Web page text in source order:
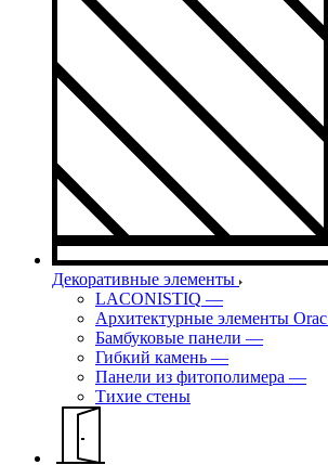
Декоративные элементы
LACONISTIQ —
Архитектурные элементы Orac
Бамбуковые панели —
Гибкий камень —
Панели из фитополимера —
Тихие стены